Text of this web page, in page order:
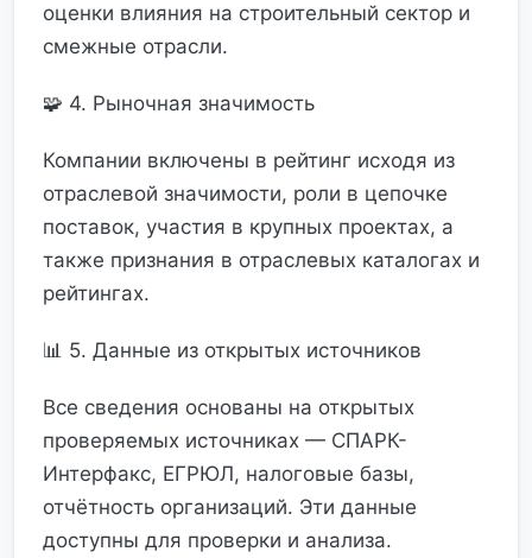
оценки влияния на строительный сектор и
смежные отрасли.
🧩 4. Рыночная значимость
Компании включены в рейтинг исходя из
отраслевой значимости, роли в цепочке
поставок, участия в крупных проектах, а
также признания в отраслевых каталогах и
рейтингах.
📊 5. Данные из открытых источников
Все сведения основаны на открытых
проверяемых источниках — СПАРК-
Интерфакс, ЕГРЮЛ, налоговые базы,
отчётность организаций. Эти данные
доступны для проверки и анализа.